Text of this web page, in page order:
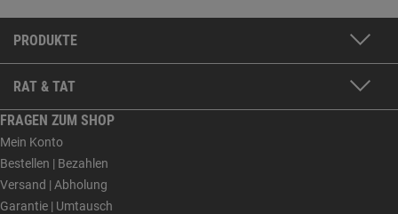
PRODUKTE
RAT & TAT
FRAGEN ZUM SHOP
Mein Konto
Bestellen | Bezahlen
Versand | Abholung
Garantie | Umtausch